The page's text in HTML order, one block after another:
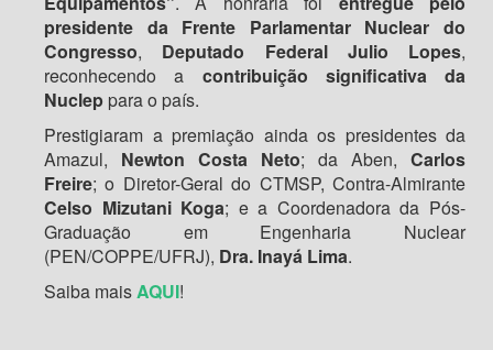
presidente da Frente Parlamentar Nuclear do
Congresso, Deputado Federal Julio Lopes,
reconhecendo a contribuição significativa da
Nuclep para o país.
Prestigiaram a premiação ainda os presidentes da
Amazul, Newton Costa Neto; da Aben, Carlos
Freire; o Diretor-Geral do CTMSP, Contra-Almirante
Celso Mizutani Koga; e a Coordenadora da Pós-
Graduação em Engenharia Nuclear
(PEN/COPPE/UFRJ), Dra. Inayá Lima.
Saiba maisAQUI!